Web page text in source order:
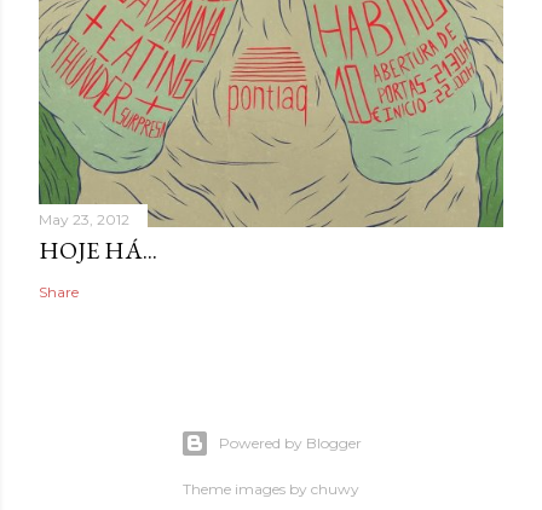
May 23, 2012
HOJE HÁ...
Share
Powered by Blogger
Theme images by chuwy